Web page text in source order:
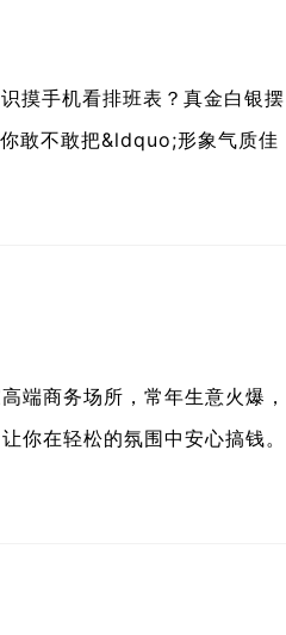
摸手机看排班表？真金白银摆
敢不敢把&ldquo;形象气质佳
端商务场所，常年生意火爆，
你在轻松的氛围中安心搞钱。